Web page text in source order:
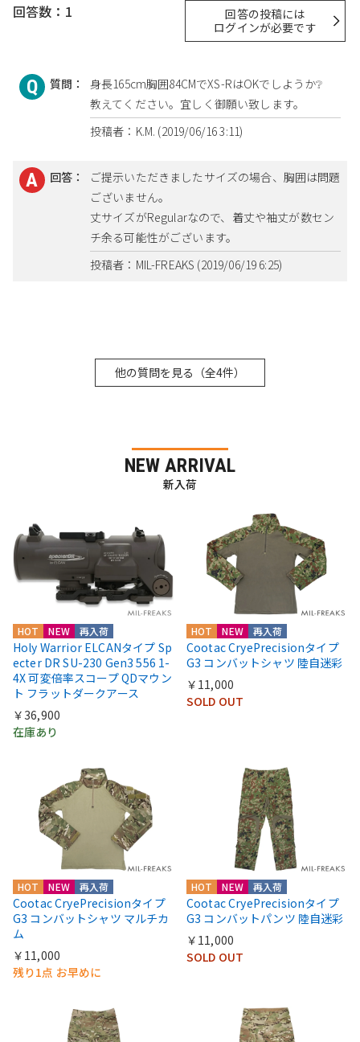
回答数：1
回答の投稿には
ログインが必要です
質問：
身長165cm胸囲84CMでXS-RはOKでしようか❔
教えてください。宜しく御願い致します。
投稿者：K.M. (2019/06/16 3:11)
回答：
ご提示いただきましたサイズの場合、胸囲は問題
ございません。
丈サイズがRegularなので、着丈や袖丈が数セン
チ余る可能性がございます。
投稿者：MIL-FREAKS (2019/06/19 6:25)
他の質問を見る（全4件）
NEW ARRIVAL
新入荷
HOT NEW 再入荷
Holy Warrior ELCANタイプ Sp
ecter DR SU-230 Gen3 556 1-
4X 可変倍率スコープ QDマウン
ト フラットダークアース
￥36,900
在庫あり
HOT NEW 再入荷
Cootac CryePrecisionタイプ
G3 コンバットシャツ 陸自迷彩
￥11,000
SOLD OUT
HOT NEW 再入荷
Cootac CryePrecisionタイプ
G3 コンバットシャツ マルチカ
ム
￥11,000
残り1点 お早めに
HOT NEW 再入荷
Cootac CryePrecisionタイプ
G3 コンバットパンツ 陸自迷彩
￥11,000
SOLD OUT